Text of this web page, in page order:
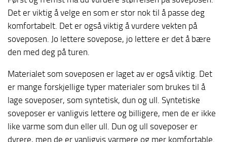
Det er viktig å velge en som er stor nok til å passe deg
komfortabelt. Det er også viktig å vurdere vekten på
soveposen. Jo lettere sovepose, jo lettere er det å bære
den med deg på turen.
Materialet som soveposen er laget av er også viktig. Det
er mange forskjellige typer materialer som brukes til å
lage soveposer, som syntetisk, dun og ull. Syntetiske
soveposer er vanligvis lettere og billigere, men de er ikke
like varme som dun eller ull. Dun og ull soveposer er
dyrere, men de er vanligvis varmere og mer komfortable.